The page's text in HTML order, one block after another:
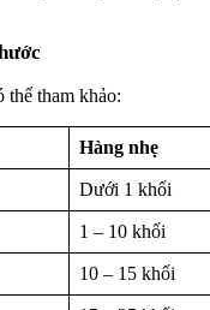
thể tham khảo:
Hàng nhẹ
Dưới 1 khối
1 – 10 khối
10 – 15 khối